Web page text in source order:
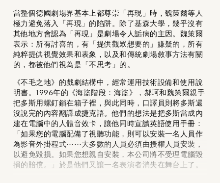
當整個德國劇場界基本上都尊崇「再現」時，魏策爾等人
極力避免落入「再現」的陷阱。除了基森大學，幾乎沒有
其他地方會認為「再現」是劇場令人詬病的主因。魏策爾
表示：所有討喜的，有「提供觀眾想要的」嫌疑的，所有
純粹提供視覺效果和表象，以及和傳統劇場敘事方法有關
的，都被他們視為是「不思考」的。
《不毛之地》的戲劇結構中，經常運用技術設備和使用說
明書。1996年的《海盜階段：海盜》，郝珂和魏策爾親手
把多斯用螺釘鎖在箱子裡，與此同時，口譯員則將多斯還
沒說完的內容翻譯成捷克語。他們的想法是把多斯當成內
建在電腦中的人體音效卡，讓他同時宣讀英語使用手冊：
「如果您的電腦配備了視聽功能，則可以安裝一名人員作
為影音外掛程式⋯⋯大多數的人員必須由授權人員安裝，
以避免毀損。如果您想親自安裝，本公司將不受理電腦毀
損的賠償。」於是他們又讓一名表演者消失在舞台上了。